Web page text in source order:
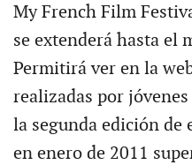
My French Film
se extenderá hasta el
Permitirá ver en la
realizadas por
la segunda edición de
en enero de 2011